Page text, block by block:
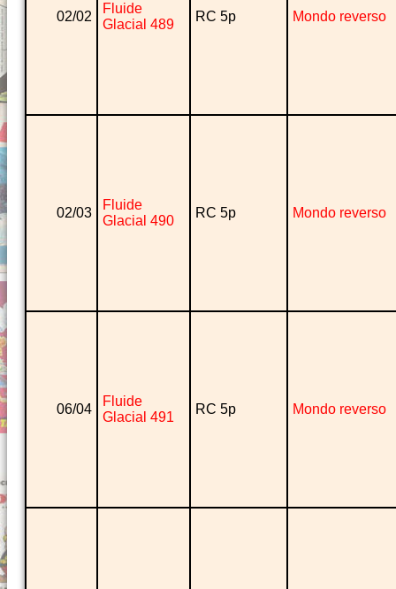
02/02
Fluide
Glacial 489
RC 5p Mondo reverso
02/03
Fluide
Glacial 490
RC 5p Mondo reverso
06/04
Fluide
Glacial 491
RC 5p Mondo reverso